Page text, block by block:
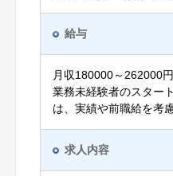
給与
月収180000～262000
業務未経験者のスタ
は、実績や前職給を考
求人内容